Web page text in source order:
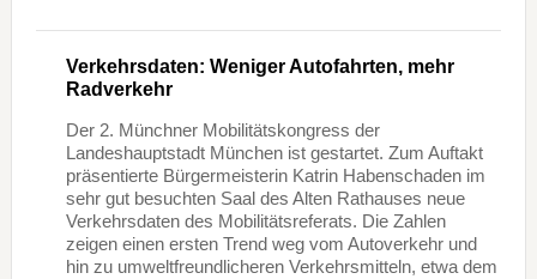
Verkehrsdaten: Weniger Autofahrten, mehr
Radverkehr
Der 2. Münchner Mobilitätskongress der
Landeshauptstadt München ist gestartet. Zum Auftakt
präsentierte Bürgermeisterin Katrin Habenschaden im
sehr gut besuchten Saal des Alten Rathauses neue
Verkehrsdaten des Mobilitätsreferats. Die Zahlen
zeigen einen ersten Trend weg vom Autoverkehr und
hin zu umweltfreundlicheren Verkehrsmitteln, etwa dem